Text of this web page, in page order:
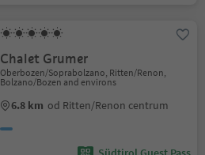
Chalet Grumer
Oberbozen/Soprabolzano, Ritten/Renon,
Bolzano/Bozen and environs
6.8 km od Ritten/Renon centrum